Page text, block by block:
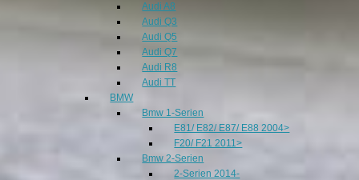
Audi A8
Audi Q3
Audi Q5
Audi Q7
Audi R8
Audi TT
BMW
Bmw 1-Serien
E81/ E82/ E87/ E88 2004>
F20/ F21 2011>
Bmw 2-Serien
2-Serien 2014-